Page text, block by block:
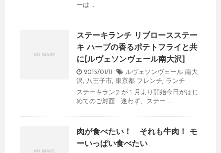
ーは ...
ステーキランチ リブロースステー
キ ハーブの香るポテトフライと共
に[ルヴェソンヴェール南大沢]
2015/01/11
ルヴェソンヴェール 南大
沢 , 八王子市, 東京都 フレンチ, ランチ
ステーキランチが１月より開始今日がはじ
めてのご対面 迷わず、ステー ...
肉が食べたい！ それも牛肉！ モ
ーいっぱい食べたい